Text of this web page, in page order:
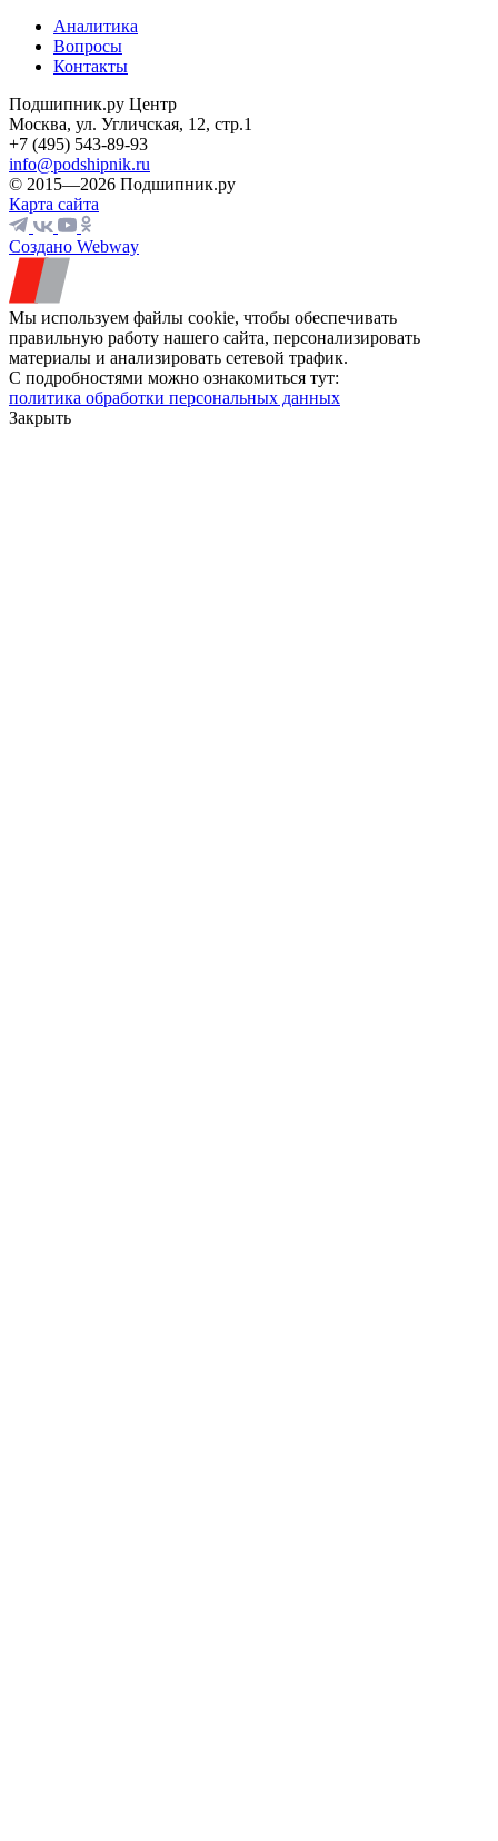
Аналитика
Вопросы
Контакты
Подшипник.ру Центр
Москва, ул. Угличская, 12, стр.1
+7 (495) 543-89-93
info@podshipnik.ru
© 2015—2026 Подшипник.ру
Карта сайта
Создано Webway
Мы используем файлы cookie, чтобы обеспечивать
правильную работу нашего сайта, персонализировать
материалы и анализировать сетевой трафик.
С подробностями можно ознакомиться тут:
политика обработки персональных данных
Закрыть